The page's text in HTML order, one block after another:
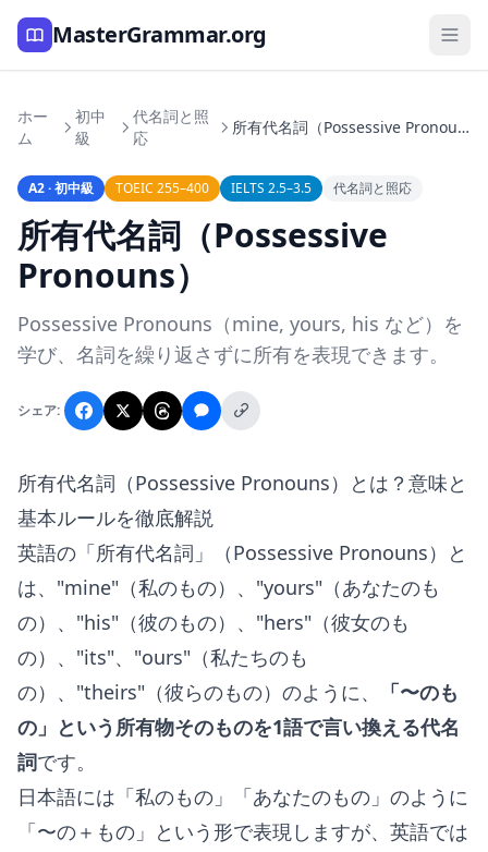
MasterGrammar.org
ホー
ム
初中
級
代名詞と照
応
所有代名詞（Possessive Pronouns）
A2 · 初中級 TOEIC 255–400 IELTS 2.5–3.5 代名詞と照応
所有代名詞（Possessive
Pronouns）
Possessive Pronouns（mine, yours, his など）を
学び、名詞を繰り返さずに所有を表現できます。
シェア:
所有代名詞（Possessive Pronouns）とは？意味と
基本ルールを徹底解説
英語の「所有代名詞」（Possessive Pronouns）と
は、"mine"（私のもの）、"yours"（あなたのも
の）、"his"（彼のもの）、"hers"（彼女のも
の）、"its"、"ours"（私たちのも
の）、"theirs"（彼らのもの）のように、
「〜のも
の」という所有物そのものを1語で言い換える代名
詞です。
日本語には「私のもの」「あなたのもの」のように
「〜の＋もの」という形で表現しますが、英語では